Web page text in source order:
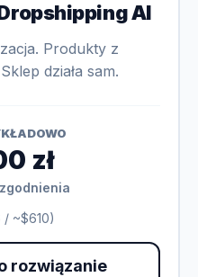
AI
Produkty z
działa sam.
zł
/ ~$610)
rozwiązanie